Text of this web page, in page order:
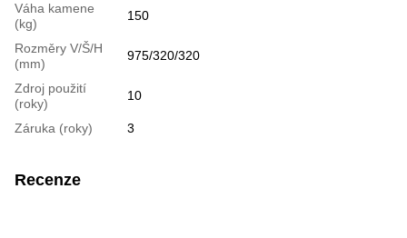
Váha kamene
(kg)
150
Rozměry V/Š/H
(mm)
975/320/320
Zdroj použití
(roky)
10
Záruka (roky) 3
Recenze